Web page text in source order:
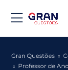
Gran Questões
Professor de